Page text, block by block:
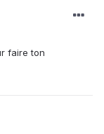
faire ton